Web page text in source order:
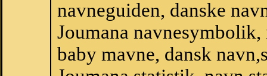
navneguiden, danske
Joumana
baby mavne, dansk